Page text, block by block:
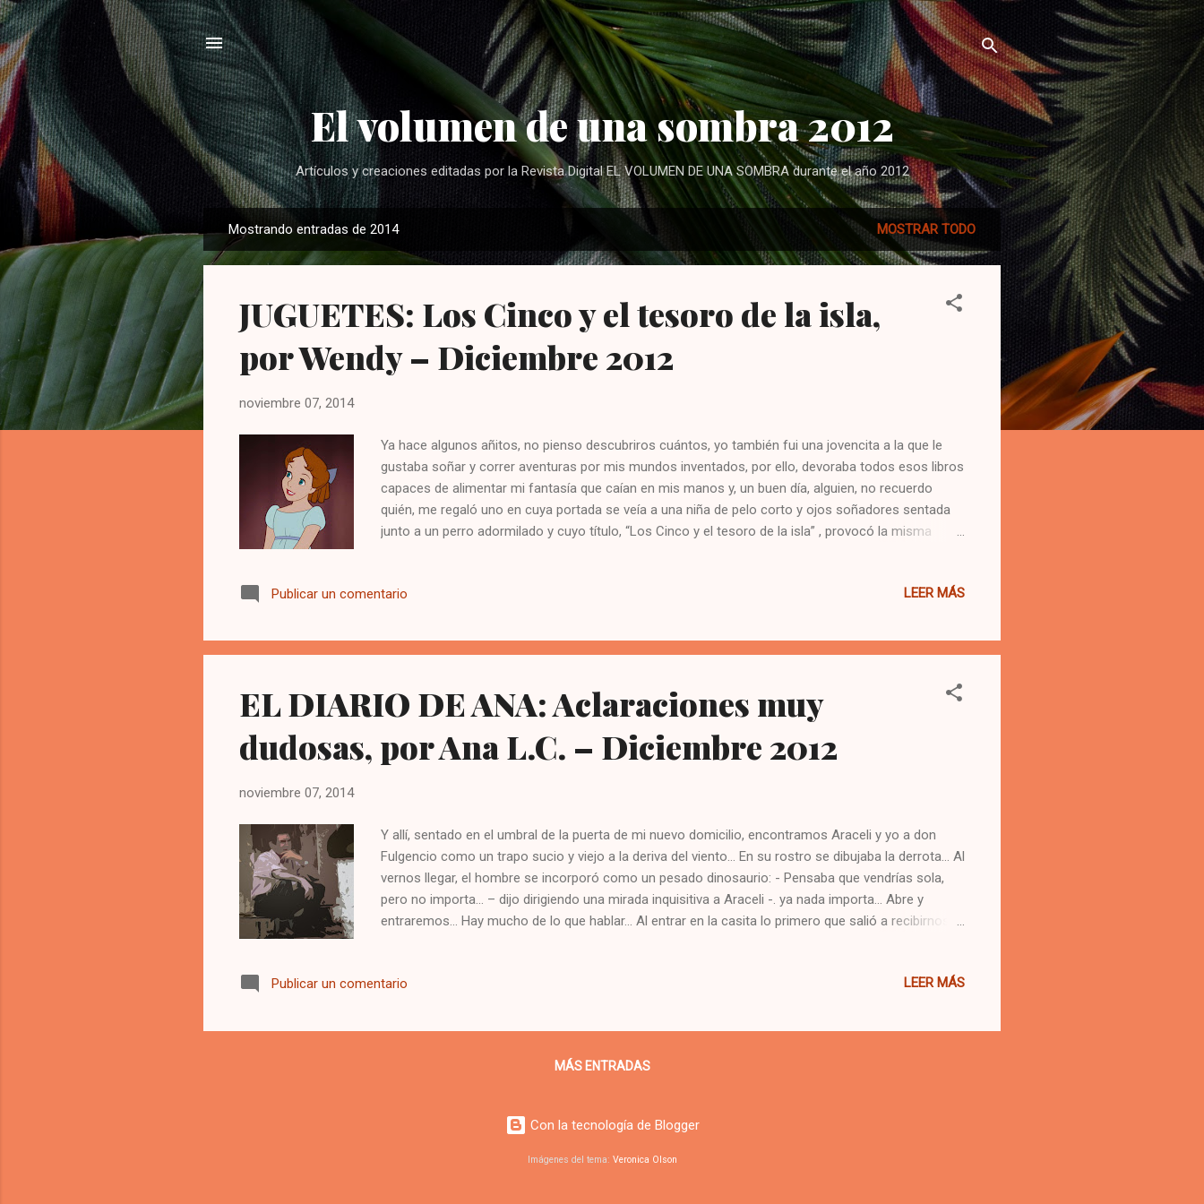
Ir al contenido principal
El volumen de una sombra 2012
Artículos y creaciones editadas por la Revista Digital EL VOLUMEN DE UNA SOMBRA durante el año 2012
E
n
Mostrando entradas de 2014 MOSTRAR TODO
JUGUETES: Los Cinco y el tesoro de la isla,
por Wendy – Diciembre 2012
noviembre 07, 2014
Ya hace algunos añitos, no pienso descubriros cuántos, yo también fui una jovencita a la que le
gustaba soñar y correr aventuras por mis mundos inventados, por ello, devoraba todos esos libros
capaces de alimentar mi fantasía que caían en mis manos y, un buen día, alguien, no recuerdo
quién, me regaló uno en cuya portada se veía a una niña de pelo corto y ojos soñadores sentada
junto a un perro adormilado y cuyo título, “Los Cinco y el tesoro de la isla” , provocó la misma
consiguiéndolos todos porque todo mi ser necesitaba acción, misterio y diversión… Por eso hoy,
cuatro adorables chiquillos y su perrito encantador que llenaron tantas horas vacías de mi
adolescencia. Supongo que el nombre de Los Cin...
Publicar un comentario LEER MÁS
EL DIARIO DE ANA: Aclaraciones muy
dudosas, por Ana L.C. – Diciembre 2012
noviembre 07, 2014
Y allí, sentado en el umbral de la puerta de mi nuevo domicilio, encontramos Araceli y yo a don
Fulgencio como un trapo sucio y viejo a la deriva del viento… En su rostro se dibujaba la derrota… Al
vernos llegar, el hombre se incorporó como un pesado dinosaurio: - Pensaba que vendrías sola,
pero no importa... – dijo dirigiendo una mirada inquisitiva a Araceli -. ya nada importa… Abre y
entraremos… Hay mucho de lo que hablar… Al entrar en la casita lo primero que salió a recibirnos
temí por la integridad del frágil mueble. - Lo siento, don Fulgencio, pero no tengo nada para
malhumorado que contrastaba con la amabilidad desplegada aquella mañana, apenas hacía dos
Publicar un comentario LEER MÁS
MÁS ENTRADAS
Con la tecnología de Blogger
Imágenes del tema: Veronica Olson